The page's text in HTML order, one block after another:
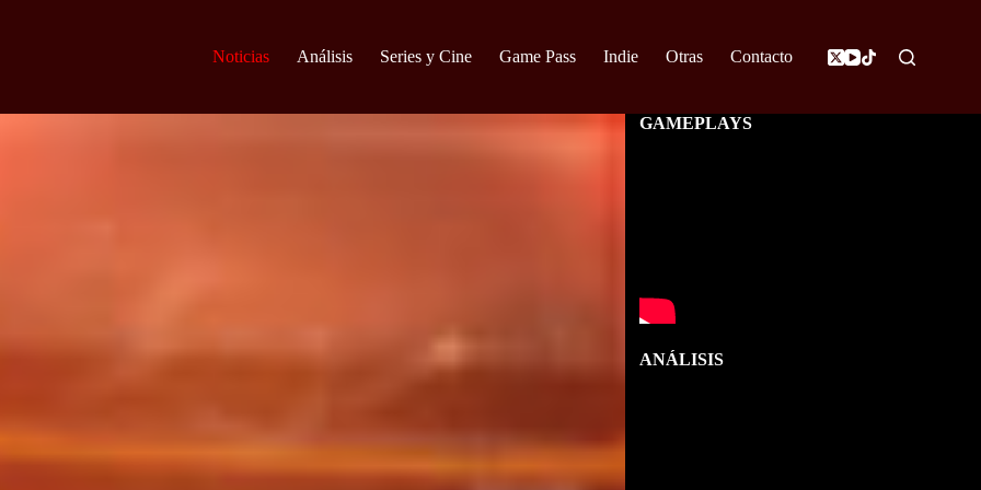
Noticias Análisis Series y Cine Game Pass Indie Otras Contacto
GAMEPLAYS
ANÁLISIS